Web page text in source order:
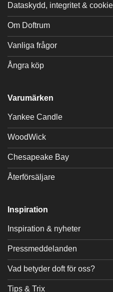
Dataskydd, integritet &
Om Doftrum
Vanliga frågor
Ångra köp
Varumärken
Yankee Candle
WoodWick
Chesapeake Bay
Återförsäljare
Inspiration
Inspiration & nyheter
Pressmeddelanden
Vad betyder doft för oss?
Tips & Trix